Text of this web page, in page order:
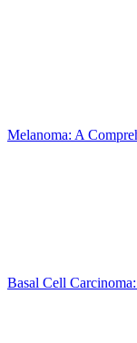
Melanoma: A
Basal Cell